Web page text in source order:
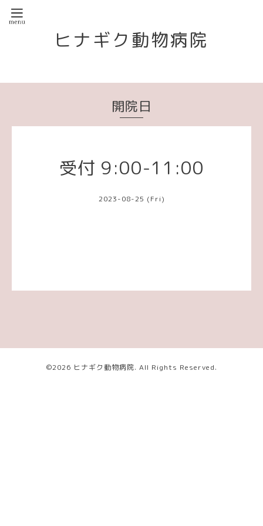
ヒナギク動物病院
開院日
受付 9:00-11:00
2023-08-25 (Fri)
©2026 ヒナギク動物病院. All Rights Reserved.